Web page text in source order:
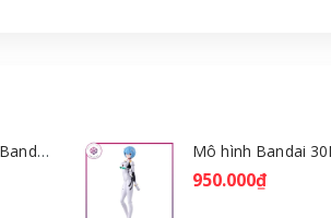
Mô hình Gundam Bandai HGGQ Zaku 1/144 – MSG GQuuuuuuX [GDB] [BHG]
950.000₫